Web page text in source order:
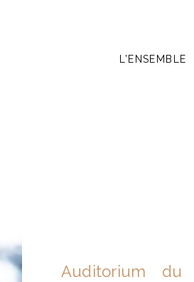
L’ENSEMBLE
Auditorium du